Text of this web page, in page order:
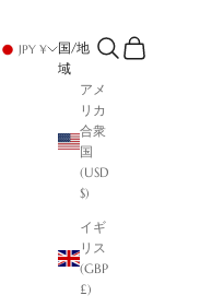
JPY ¥
国/地
域
アメ
リカ
合衆
国
(USD
$)
イギ
リス
(GBP
£)
検索 カート